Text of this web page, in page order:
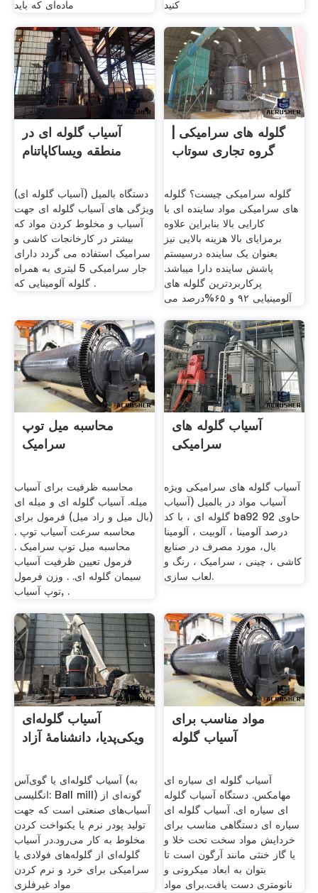
ماده‌ای که باید
کنید
آسیاب گلوله ای در
منطقه ویساکاپاتنام
دستگاه بالمیل (آسیاب گلوله ای)
ویژگی های آسیاب گلوله ای جهت
آسیاب و مخلوط کردن مواد که
بیشتر در کارخانجات کاشی و
سرامیک استفاده می گردد دارای
جار سرامیکی 5 لیتری به همراه
گلوله آلومینایی که .
گلوله های سرامیکی |
گروه تجاری سوتاب
گلوله سرامیکی چیست؟ گلوله
های سرامیکی مواد ساینده ای با
کارایی بالا بنابراین علاوه
برمزایای بالا هزینه بالایی نیز
بعنوان یک ساینده درسیستم
پاشش ساینده دارا میباشد.
پرکاربردترین گلوله های
آلومینیایی ۹۲ و ۶۵%درصد می
محاسبه میل توپ
سرامیک
محاسبه ظرفیت برای آسیاب
میله. آسیاب گلوله ای و میله ای
(بال میل و راد میل) فرمول برای
محاسبه سرعت آسیاب توپ .
محاسبه میل توپ سرامیک .
فرمول تعیین ظرفیت آسیاب
سیمان گلوله ای. . وزن فرمول
توپ آسیاب, .
آسیاب گلوله های
سرامیکی
آسیاب گلوله های سرامیکی ویژه
آسیاب مواد در بالمیل (آسیاب
گلوله ای ، با کد ba92 حاوی 92
درصد آلومینا ، آلوبیت ، آلومینا
بال، مورد مصرف در صنایع
کاشی ، چینی ، سرامیک ، رنگ و
لعاب سازی.
آسیاب گلوله‌ای
ویکی‌پدیا، دانشنامهٔ آزاد
آسیاب گلوله‌ای یا گوی‌آس (به
انگلیسی: Ball mill) گونه‌ای از
آسیاب‌های صنعتی است که جهت
تولید پودر نرم یا یکنواخت کردن
مخلوط به کار می‌رود.در آسیاب
گلوله‌ای از گلوله‌های فولادی یا
سرامیکی برای خرد و نرم کردن
مواد غیرفلزی
مواد مناسب برای
آسیاب گلوله
آسیاب گلوله ای سیاره ای
مهامکس. دستگاه آسیاب گلوله
ای سیاره ای. آسیاب گلوله ای
سیاره ای دستگاهی مناسب برای
خردایش مواد سخت تحت خلا و
یا گاز خنثی مانند آرگون است تا
بتوان به ابعاد میکرونی و
نانومتری دست یافت.برای مواد